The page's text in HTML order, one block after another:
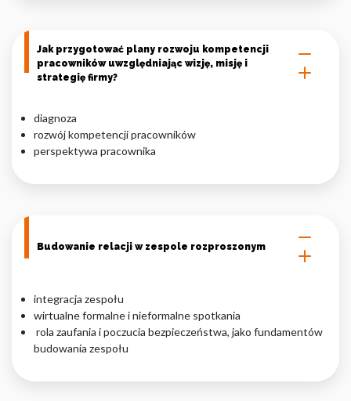
Jak przygotować plany rozwoju kompetencji
pracowników uwzględniając wizję, misję i
strategię firmy?
diagnoza
rozwój kompetencji pracowników
perspektywa pracownika
Budowanie relacji w zespole rozproszonym
integracja zespołu
wirtualne formalne i nieformalne spotkania
rola zaufania i poczucia bezpieczeństwa, jako fundamentów
budowania zespołu